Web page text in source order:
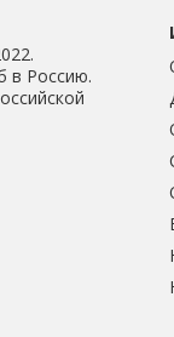
в Россию.